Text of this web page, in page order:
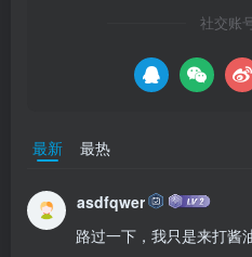
社交账
最新 最热
asdfqwer
路过一下，我只是来打酱